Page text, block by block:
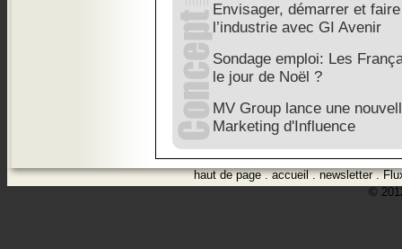
Envisager, démarrer et
l’industrie avec GI Avenir
Sondage emploi: Les
le jour de Noël ?
MV Group lance une
Marketing d'Influence
haut de page.accueil.newsletter.
©